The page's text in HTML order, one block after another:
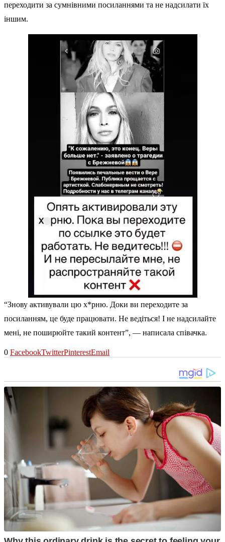
переходити за сумнівними посиланнями та не надсилати їх
іншим.
“Знову активували цю х*рню. Доки ви переходите за
посиланням, це буде працювати. Не ведіться! І не надсилайте
мені, не поширюйте такий контент”, — написала співачка.
0 FacebookTwitterPinterestEmail